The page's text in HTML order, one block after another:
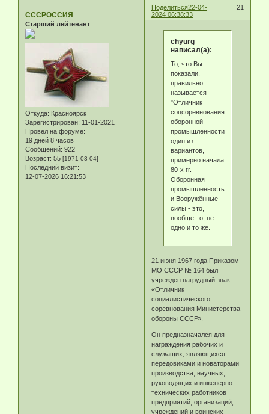
Поделиться 21
22-04-
2024 06:38:33
СССРОССИЯ
Старший лейтенант
Откуда: Красноярск
Зарегистрирован: 11-01-2021
Провел на форуме:
19 дней 8 часов
Сообщений: 922
Возраст: 55 [1971-03-04]
Последний визит:
12-07-2026 16:21:53
chyurg
написал(а):
То, что Вы
показали,
правильно
называется
"Отличник
соцсоревнования
оборонной
промышленности",
один из
вариантов,
примерно начала
80-х гг.
Оборонная
промышленность
и Вооружённые
силы - это,
вообще-то, не
одно и то же.
21 июня 1967 года Приказом
МО СССР № 164 был
учрежден нагрудный знак
«Отличник
социалистического
соревнования Министерства
обороны СССР».
Он предназначался для
награждения рабочих и
служащих, являющихся
передовиками и новаторами
производства, научных,
руководящих и инженерно-
технических работников
предприятий, организаций,
учреждений и воинских